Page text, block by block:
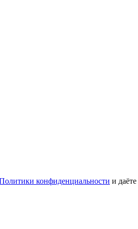
конфиденциальности и даёте